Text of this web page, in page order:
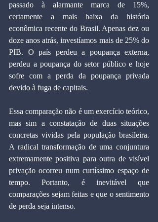
passado à alarmante marca de 15%,
certamente a mais baixa da história
econômica recente do Brasil. Apenas dez ou
doze anos atrás, investíamos mais de 25% do
PIB. O país perdeu a poupança externa,
perdeu a poupança do setor público e hoje
sofre com a perda da poupança privada
devido à fuga de capitais.
Essa comparação não é um exercício teórico,
mas sim a constatação de duas situações
concretas vividas pela população brasileira.
A radical transformação de uma conjuntura
extremamente positiva para outra de visível
privação ocorreu num curtíssimo espaço de
tempo. Portanto, é inevitável que
comparações sejam feitas e que o sentimento
de perda seja intenso.